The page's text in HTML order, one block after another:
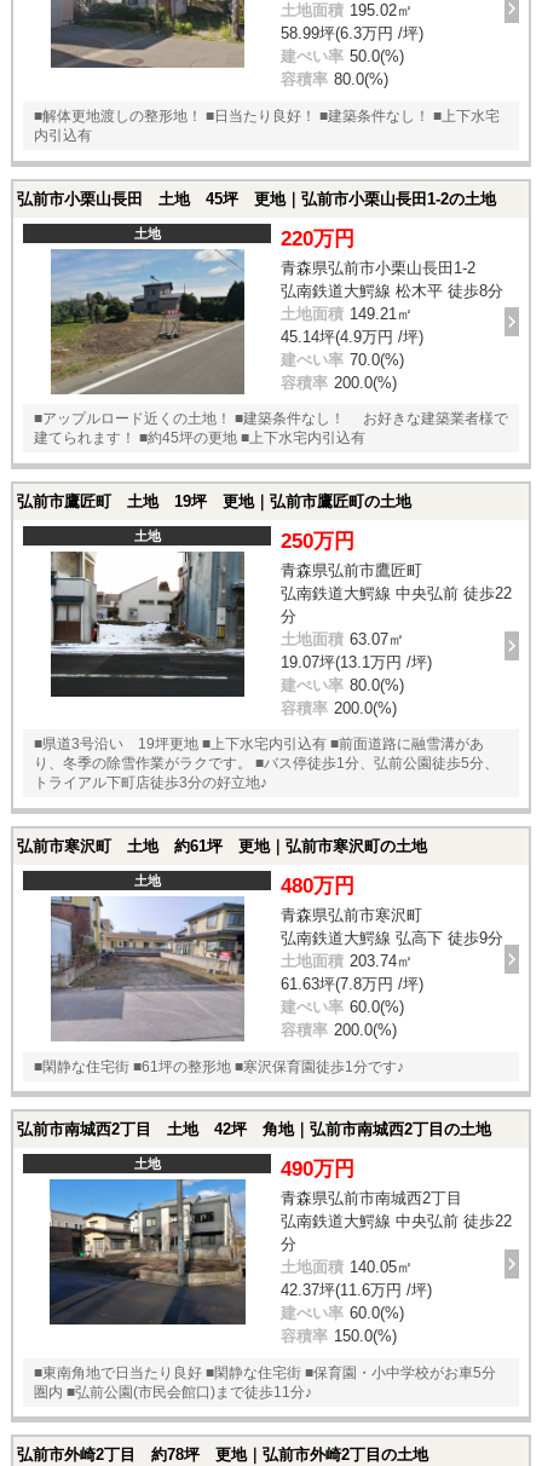
土地面積 195.02㎡
58.99坪(6.3万円 /坪)
建ぺい率 50.0(%)
容積率 80.0(%)
■解体更地渡しの整形地！ ■日当たり良好！ ■建築条件なし！ ■上下水宅
内引込有
弘前市小栗山長田 土地 45坪 更地｜弘前市小栗山長田1-2の土地
土地 220万円
青森県弘前市小栗山長田1-2
弘南鉄道大鰐線 松木平 徒歩8分
土地面積 149.21㎡
45.14坪(4.9万円 /坪)
建ぺい率 70.0(%)
容積率 200.0(%)
■アップルロード近くの土地！ ■建築条件なし！ お好きな建築業者様で
建てられます！ ■約45坪の更地 ■上下水宅内引込有
弘前市鷹匠町 土地 19坪 更地｜弘前市鷹匠町の土地
土地 250万円
青森県弘前市鷹匠町
弘南鉄道大鰐線 中央弘前 徒歩22
分
土地面積 63.07㎡
19.07坪(13.1万円 /坪)
建ぺい率 80.0(%)
容積率 200.0(%)
■県道3号沿い 19坪更地 ■上下水宅内引込有 ■前面道路に融雪溝があ
り、冬季の除雪作業がラクです。 ■バス停徒歩1分、弘前公園徒歩5分、
トライアル下町店徒歩3分の好立地♪
弘前市寒沢町 土地 約61坪 更地｜弘前市寒沢町の土地
土地 480万円
青森県弘前市寒沢町
弘南鉄道大鰐線 弘高下 徒歩9分
土地面積 203.74㎡
61.63坪(7.8万円 /坪)
建ぺい率 60.0(%)
容積率 200.0(%)
■閑静な住宅街 ■61坪の整形地 ■寒沢保育園徒歩1分です♪
弘前市南城西2丁目 土地 42坪 角地｜弘前市南城西2丁目の土地
土地 490万円
青森県弘前市南城西2丁目
弘南鉄道大鰐線 中央弘前 徒歩22
分
土地面積 140.05㎡
42.37坪(11.6万円 /坪)
建ぺい率 60.0(%)
容積率 150.0(%)
■東南角地で日当たり良好 ■閑静な住宅街 ■保育園・小中学校がお車5分
圏内 ■弘前公園(市民会館口)まで徒歩11分♪
弘前市外崎2丁目 約78坪 更地｜弘前市外崎2丁目の土地